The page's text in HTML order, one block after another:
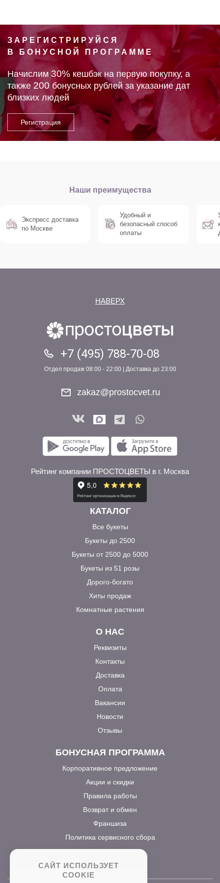
ЗАРЕГИСТРИРУЙСЯ
В БОНУСНОЙ ПРОГРАММЕ
Начислим 30% кешбэк на первую покупку, а
также 200 бонусных рублей за указание дат
близких людей
Наши преимущества
Экспресс доставка
по Москве
Удобный и
безопасный способ
оплаты
НАВЕРХ
+7 (495) 788-70-08
Отдел продаж 08:00 - 22:00 | Доставка до 23:00
zakaz@prostocvet.ru
Рейтинг компании ПРОСТОЦВЕТЫ в г. Москва
КАТАЛОГ
Все букеты
Букеты до 2500
Букеты от 2500 до 5000
Букеты из 51 розы
Дорого-богато
Хиты продаж
Комнатные растения
О НАС
Реквизиты
Контакты
Доставка
Оплата
Вакансии
Новости
Отзывы
БОНУСНАЯ ПРОГРАММА
Корпоративное предложение
Акции и скидки
Правила работы
Возврат и обмен
Франшиза
Политика сервисного сбора
САЙТ ИСПОЛЬЗУЕТ
COOKIE